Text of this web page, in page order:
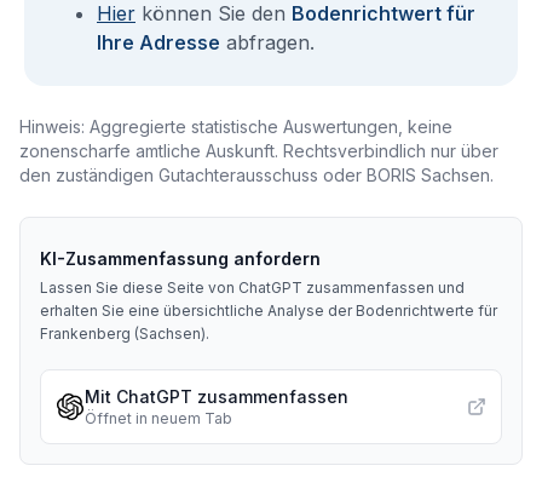
Hier können Sie den Bodenrichtwert für
Ihre Adresse abfragen.
Hinweis: Aggregierte statistische Auswertungen, keine
zonenscharfe amtliche Auskunft. Rechtsverbindlich nur über
den zuständigen Gutachterausschuss oder BORIS Sachsen.
KI-Zusammenfassung anfordern
Lassen Sie diese Seite von ChatGPT zusammenfassen und
erhalten Sie eine übersichtliche Analyse der Bodenrichtwerte für
Frankenberg (Sachsen).
Mit ChatGPT zusammenfassen
Öffnet in neuem Tab